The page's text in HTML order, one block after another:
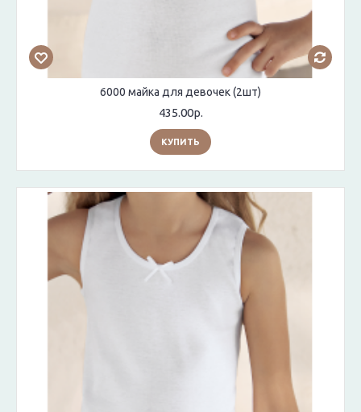
6000 майка для девочек (2шт)
435.00р.
КУПИТЬ